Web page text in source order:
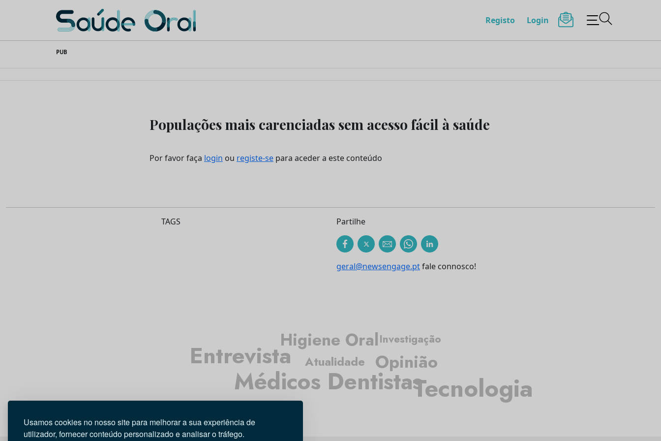
Usamos cookies no nosso site para melhorar a sua experiência de
utilizador, fornecer conteúdo personalizado e analisar o tráfego.
content
Saúde Oral Registo Login
PUB
Populações mais carenciadas sem acesso fácil à saúde
Por favor faça login ou registe-se para aceder a este conteúdo
TAGS Partilhe
geral@newsengage.ptfale connosco!
Atualidade
Médicos Dentistas
Higiene Oral
Entrevista Opinião
Tecnologia
Investigação